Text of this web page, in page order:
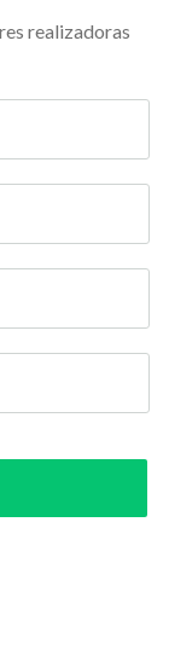
realizadoras